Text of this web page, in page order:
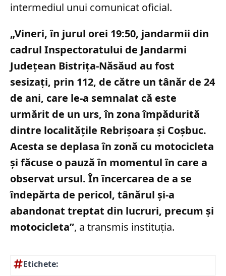
intermediul unui comunicat oficial.
„Vineri, în jurul orei 19:50, jandarmii din
cadrul Inspectoratului de Jandarmi
Judeţean Bistriţa-Năsăud au fost
sesizaţi, prin 112, de către un tânăr de 24
de ani, care le-a semnalat că este
urmărit de un urs, în zona împădurită
dintre localităţile Rebrişoara şi Coşbuc.
Acesta se deplasa în zonă cu motocicleta
şi făcuse o pauză în momentul în care a
observat ursul. În încercarea de a se
îndepărta de pericol, tânărul şi-a
abandonat treptat din lucruri, precum şi
motocicleta”, a transmis instituția.
Etichete: